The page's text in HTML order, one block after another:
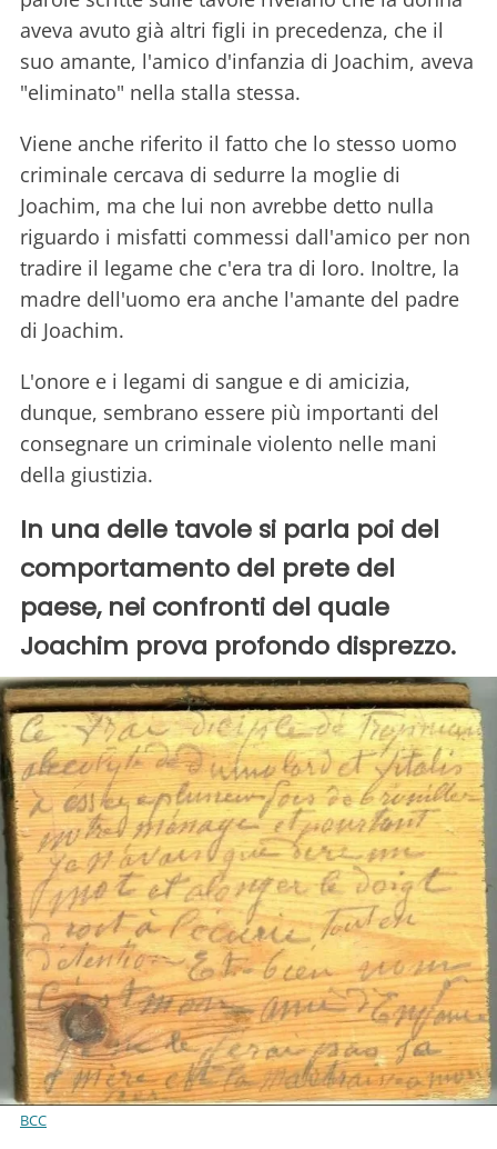
aveva avuto già altri figli in precedenza, che il
suo amante, l'amico d'infanzia di Joachim, aveva
"eliminato" nella stalla stessa.
Viene anche riferito il fatto che lo stesso uomo
criminale cercava di sedurre la moglie di
Joachim, ma che lui non avrebbe detto nulla
riguardo i misfatti commessi dall'amico per non
tradire il legame che c'era tra di loro. Inoltre, la
madre dell'uomo era anche l'amante del padre
di Joachim.
L'onore e i legami di sangue e di amicizia,
dunque, sembrano essere più importanti del
consegnare un criminale violento nelle mani
della giustizia.
In una delle tavole si parla poi del
comportamento del prete del
paese, nei confronti del quale
Joachim prova profondo disprezzo.
BCC